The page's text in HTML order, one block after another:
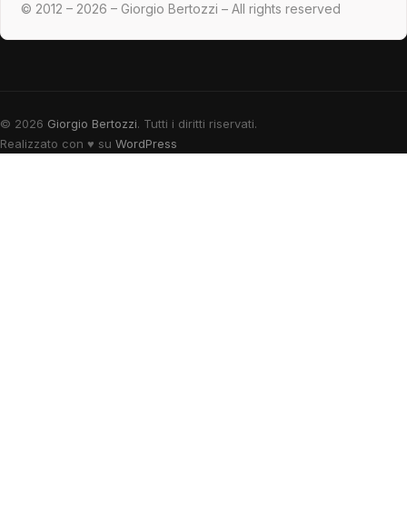
© 2012 – 2026 – Giorgio Bertozzi – All rights reserved
© 2026 Giorgio Bertozzi. Tutti i diritti riservati.
Realizzato con ♥ su WordPress